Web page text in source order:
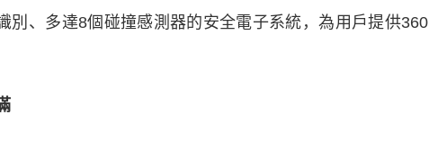
別、多達8個碰撞感測器的安全電子系統，為用戶提供